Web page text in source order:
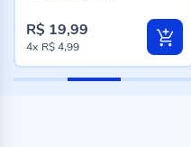
R$ 19,99
4x R$ 4,99